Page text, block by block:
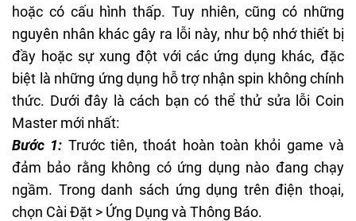
hoặc có cấu hình thấp. Tuy nhiên, cũng có những
nguyên nhân khác gây ra lỗi này, như bộ nhớ thiết bị
đầy hoặc sự xung đột với các ứng dụng khác, đặc
biệt là những ứng dụng hỗ trợ nhận spin không chính
thức. Dưới đây là cách bạn có thể thử sửa lỗi Coin
Master mới nhất:
Bước 1: Trước tiên, thoát hoàn toàn khỏi game và
đảm bảo rằng không có ứng dụng nào đang chạy
ngầm. Trong danh sách ứng dụng trên điện thoại,
chọn Cài Đặt > Ứng Dụng và Thông Báo.